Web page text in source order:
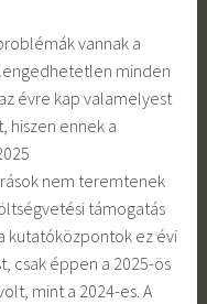
vannak a
minden
évre kap valamelyest
hiszen ennek a
nem teremtenek
támogatás
kutatóközpontok ez évi
csak éppen a 2025-ös
mint a 2024-es. A